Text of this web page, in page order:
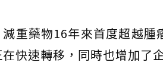
重藥物16年來首度超越腫
快速轉移，同時也增加了